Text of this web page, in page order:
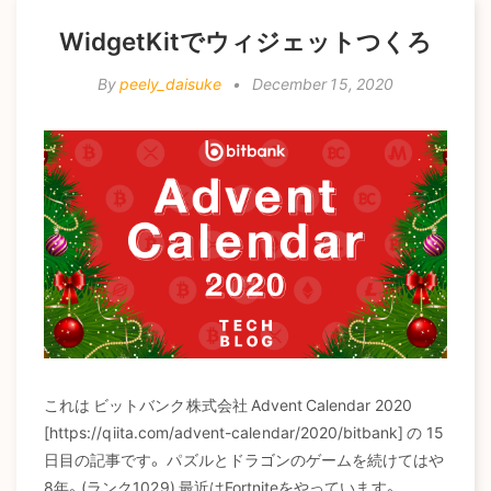
n
WidgetKitでウィジェットつくろ
Bypeely_daisuke • December 15, 2020
これは ビットバンク株式会社 Advent Calendar 2020
[https://qiita.com/advent-calendar/2020/bitbank] の 15
日目の記事です。 パズルとドラゴンのゲームを続けてはや
8年。(ランク1029) 最近はFortniteをやっています。...